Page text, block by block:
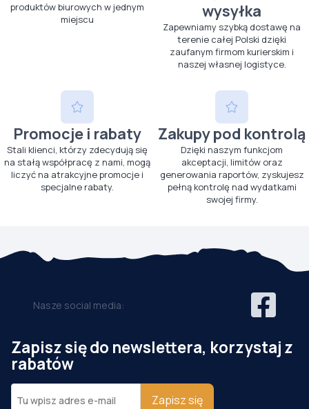
produktów biurowych w jednym
miejscu
wysyłka
Zapewniamy szybką dostawę na
terenie całej Polski dzięki
zaufanym firmom kurierskim i
naszej własnej logistyce.
Promocje i rabaty
Stali klienci, którzy zdecydują się
na stałą współpracę z nami, mogą
liczyć na atrakcyjne promocje i
specjalne rabaty.
Zakupy pod kontrolą
Dzięki naszym funkcjom
akceptacji, limitów oraz
generowania raportów, zyskujesz
pełną kontrolę nad wydatkami
swojej firmy.
Nasze social media:
Zapisz się do newslettera, korzystaj z
rabatów
Zapisz się